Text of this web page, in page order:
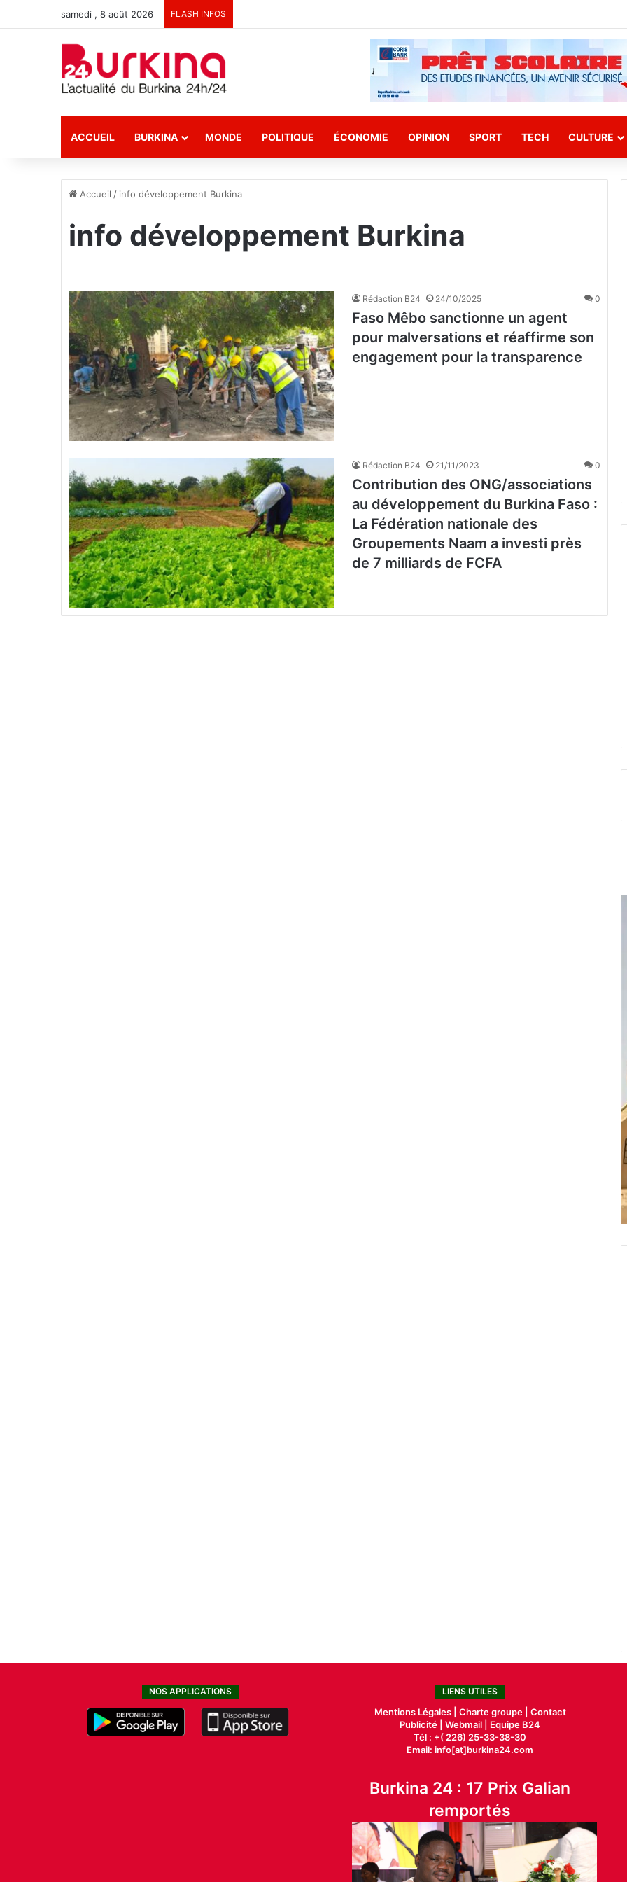
samedi , 8 août 2026 FLASH INFOS
ACCUEIL BURKINA MONDE POLITIQUE ÉCONOMIE OPINION SPORT TECH CULTURE
Accueil / info développement Burkina
info développement Burkina
Rédaction B24 24/10/2025 0
Faso Mêbo sanctionne un agent
pour malversations et réaffirme son
engagement pour la transparence
Rédaction B24 21/11/2023 0
Contribution des ONG/associations
au développement du Burkina Faso :
La Fédération nationale des
Groupements Naam a investi près
de 7 milliards de FCFA
NOS APPLICATIONS LIENS UTILES
Mentions Légales | Charte groupe | Contact
Publicité |Webmail |
Equipe B24
Tél : +( 226) 25-33-38-30
Email: info[at]burkina24.com
Burkina 24 : 17 Prix Galian
remportés